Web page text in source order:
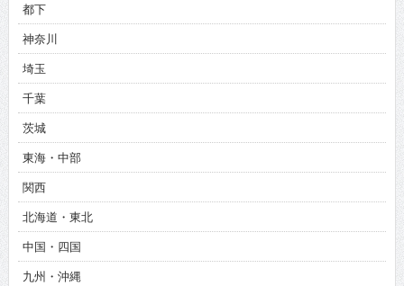
都下
神奈川
埼玉
千葉
茨城
東海・中部
関西
北海道・東北
中国・四国
九州・沖縄